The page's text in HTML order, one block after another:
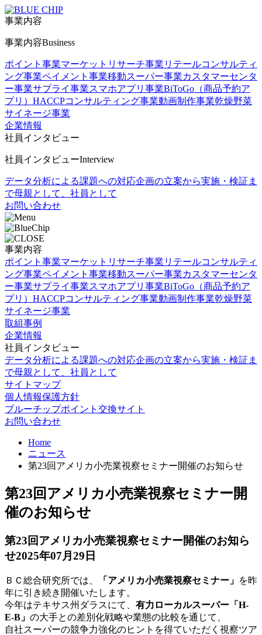
事業内容
事業内容Business
ポイント事業マーケットリサーチ事業 リテールコンサルティ
ング事業ペイメント事業移動スーパー事業カスタマーセンタ
ー事業サプライ事業スマホアプリ事業BiToGo（商品予約ア
プリ） HACCPコンサルティング事業動画制作事業乾燥野菜
サイネージ事業
企業情報
社員インタビュー
社員インタビューInterview
データ分析による課題への対応企画の立案から実施・検証ま
で母親として、社員として
お問い合わせ
事業内容
ポイント事業マーケットリサーチ事業 リテールコンサルティ
ング事業ペイメント事業移動スーパー事業カスタマーセンタ
ー事業サプライ事業スマホアプリ事業BiToGo（商品予約ア
プリ） HACCPコンサルティング事業動画制作事業乾燥野菜
サイネージ事業
取組事例
企業情報
社員インタビュー
データ分析による課題への対応企画の立案から実施・検証ま
で母親として、社員として
サイトマップ
個人情報保護方針
ブルーチップポイント交換サイト
お問い合わせ
Home
ニュース
第23回アメリカ小売業視察セミナー開催のお知らせ
第23回アメリカ小売業視察セミナー開
催のお知らせ
第23回アメリカ小売業視察セミナー開催のお知ら
せ2025年07月29日
ＢＣ総合研究所では、 「アメリカ小売業視察セミナー」 を昨
年に引き続き開催いたします。
今年はテキサス州ダラスにて、 有力ローカルスーパー「H-
E-B」 の大手との差別化戦略や業態の比較を通じて、
自社スーパーの競争力強化のヒントを得ていただく視察ツア